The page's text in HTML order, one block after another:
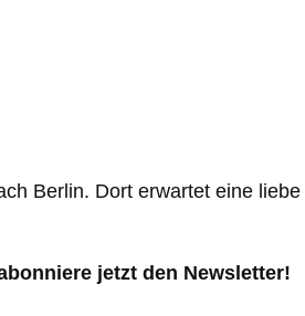
Berlin. Dort erwartet eine
jetzt den Newsletter!